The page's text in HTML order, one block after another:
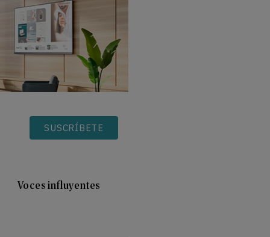
SUSCRÍBETE
Voces influyentes